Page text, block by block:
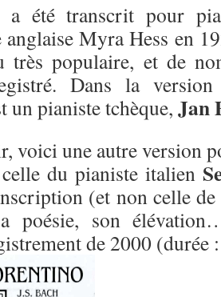
a été transcrit pour
Myra Hess en
très populaire, et de
Dans la version
un pianiste tchèque, Jan
voici une autre version
du pianiste italien
(et non celle
poésie, son
de 2000 (durée